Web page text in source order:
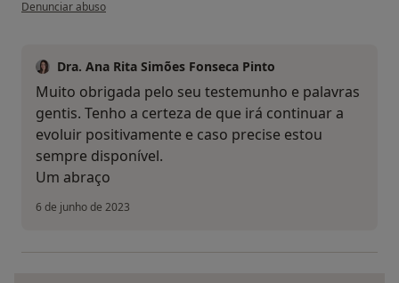
Denunciar abuso
Dra. Ana Rita Simões Fonseca Pinto
Muito obrigada pelo seu testemunho e palavras
gentis. Tenho a certeza de que irá continuar a
evoluir positivamente e caso precise estou
sempre disponível.
Um abraço
6 de junho de 2023